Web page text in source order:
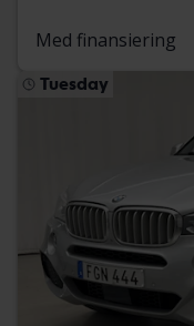
Med finansiering
Tuesday